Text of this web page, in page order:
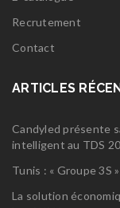
Recrutement
Contact
ARTICLES
Candyled présente
intelligent au TDS
Tunis : « Groupe 3S
La solution